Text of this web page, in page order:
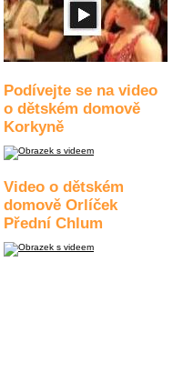
Podívejte se na video
o dětském domově
Korkyně
Video o dětském
domově Orlíček
Přední Chlum